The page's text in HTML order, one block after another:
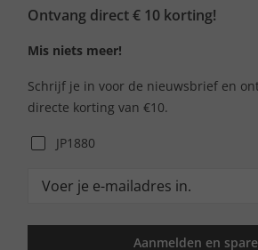
Ontvang direct € 10 korting!
Mis niets meer!
Schrijf je in voor de nieuwsbrief en
directe korting van €10.
JP1880
Aanmelden en